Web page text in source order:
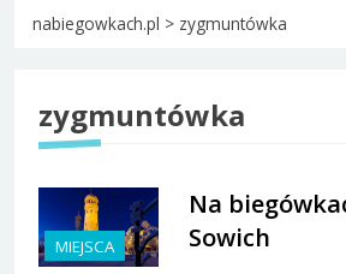
nabiegowkach.pl > zygmuntówka
zygmuntówka
MIEJSCA
Na
Sowich